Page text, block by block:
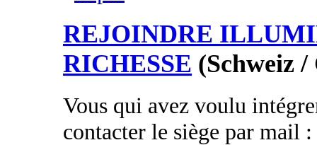
REJOINDRE
RICHESSE (Schweiz /
Vous qui avez voulu
contacter le siège par mail